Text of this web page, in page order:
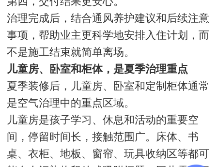
治理完成后，结合通风养护建议和后续注意
事项，帮助业主更科学地安排入住计划，而
不是施工结束就简单离场。
儿童房、卧室和柜体，是夏季治理重点
夏季装修后，儿童房、卧室和定制柜体通常
是空气治理中的重点区域。
儿童房是孩子学习、休息和活动的重要空
间，停留时间长，接触范围广。床体、书
桌、衣柜、地板、窗帘、玩具收纳区等都可